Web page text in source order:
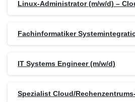
Linux-Administrator (m/w/d) –
Fachinformatiker
IT Systems Engineer (m/w/d)
Spezialist Cloud/